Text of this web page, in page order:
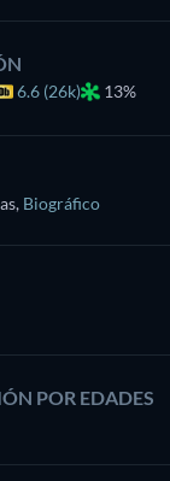
6.6 (26k) 13%
, Biográfico
POR EDADES